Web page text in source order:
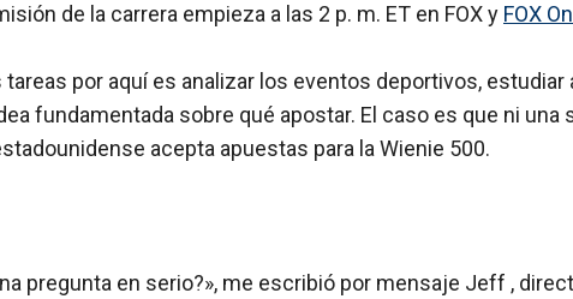
de la carrera empieza a las 2 p. m. ET en FOX y FOX
tareas por aquí es analizar los eventos deportivos,
fundamentada sobre qué apostar. El caso es que ni una
acepta apuestas para la Wienie 500.
pregunta en serio?», me escribió por mensaje Jeff ,